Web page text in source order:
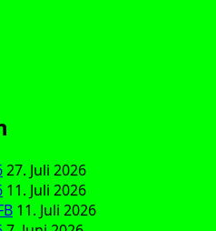
27. Juli 2026
11. Juli 2026
11. Juli 2026